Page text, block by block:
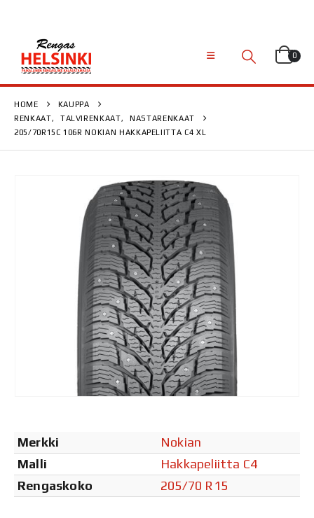
0
HOME
KAUPPA
RENKAAT, TALVIRENKAAT,
NASTARENKAAT
205/70R15C 106R NOKIAN HAKKAPELIITTA C4 XL
Merkki
Nokian
Malli
Hakkapeliitta C4
Rengaskoko
205/70 R15